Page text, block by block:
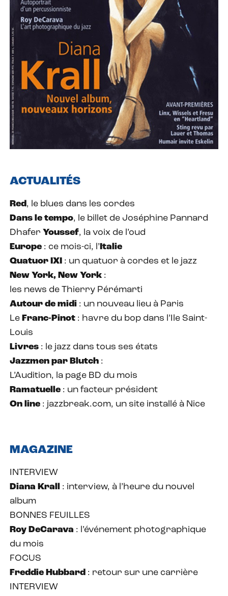
ACTUALITÉS
Red, le blues dans les cordes
Dans le tempo, le billet de Joséphine Pannard
Dhafer Youssef, la voix de l’oud
Europe : ce mois-ci, l’Italie
Quatuor IXI : un quatuor à cordes et le jazz
New York, New York :
les news de Thierry Pérémarti
Autour de midi : un nouveau lieu à Paris
Le Franc-Pinot : havre du bop dans l’Ile Saint-
Louis
Livres : le jazz dans tous ses états
Jazzmen par Blutch :
L’Audition, la page BD du mois
Ramatuelle : un facteur président
On line : jazzbreak.com, un site installé à Nice
MAGAZINE
INTERVIEW
Diana Krall : interview, à l’heure du nouvel
album
BONNES FEUILLES
Roy DeCarava : l’événement photographique
du mois
FOCUS
Freddie Hubbard : retour sur une carrière
INTERVIEW